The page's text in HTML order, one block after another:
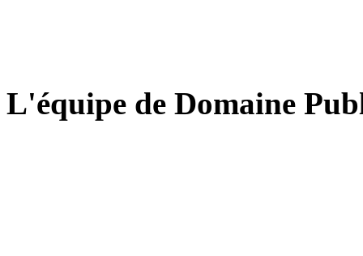
L'équipe de Domaine